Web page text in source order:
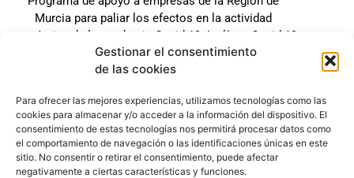
Gestionar el consentimiento
de las cookies
Para ofrecer las mejores experiencias, utilizamos tecnologías como las
cookies para almacenar y/o acceder a la información del dispositivo. El
consentimiento de estas tecnologías nos permitirá procesar datos como
el comportamiento de navegación o las identificaciones únicas en este
sitio. No consentir o retirar el consentimiento, puede afectar
negativamente a ciertas características y funciones.
Murcia para paliar los efectos en la actividad
económica de la pandemia Covid-19. La línea Covid-19
coste cero cofinanciada por la unión europea.
Expediente: 2020.07.COSI.0483
Web desarrollada gracias al Programa Kit Digital
Cofinanciado por los Fondos Next Generation (EU) del